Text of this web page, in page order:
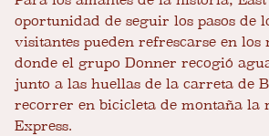
oportunidad de seguir los pasos de
visitantes pueden refrescarse en los
donde el grupo Donner recogió
junto a las huellas de la carreta de
recorrer en bicicleta de montaña la
Express.